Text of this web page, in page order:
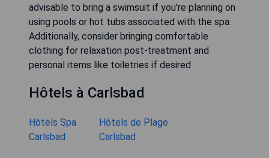
advisable to bring a swimsuit if you're planning on
using pools or hot tubs associated with the spa.
Additionally, consider bringing comfortable
clothing for relaxation post-treatment and
personal items like toiletries if desired
Hôtels à Carlsbad
Hôtels Spa
Carlsbad
Hôtels de Plage
Carlsbad